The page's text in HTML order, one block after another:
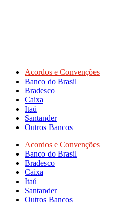
Acordos e Convenções
Banco do Brasil
Bradesco
Caixa
Itaú
Santander
Outros Bancos
Acordos e Convenções
Banco do Brasil
Bradesco
Caixa
Itaú
Santander
Outros Bancos